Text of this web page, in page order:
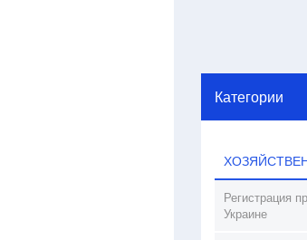
Категории
Регистрация
Украине